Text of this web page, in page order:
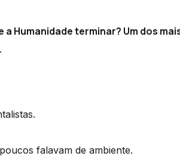
a Humanidade terminar? Um dos
falavam de ambiente.